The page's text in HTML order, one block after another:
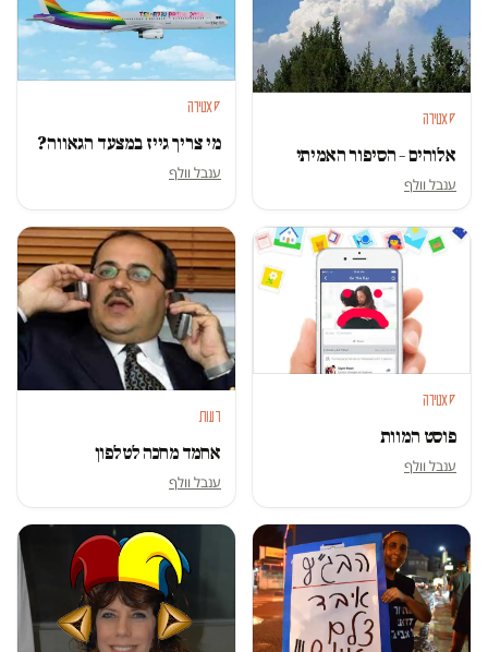
סאטירה
אלוהים – הסיפור האמיתי
ענבל וולף
סאטירה
מי צריך גייז במצעד הגאווה?
ענבל וולף
סאטירה
פוסט המוות
ענבל וולף
דעות
אחמד מחכה לטלפון
ענבל וולף